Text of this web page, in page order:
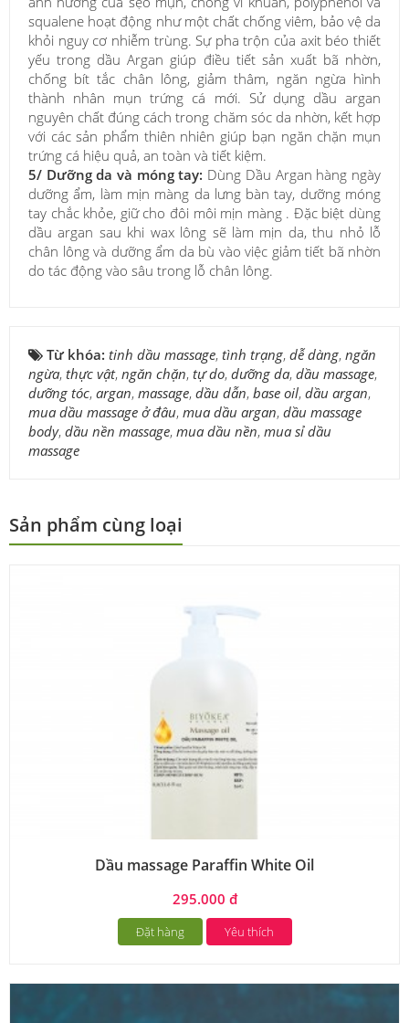
squalene hoạt động như một chất chống viêm, bảo vệ da
khỏi nguy cơ nhiễm trùng. Sự pha trộn của axit béo thiết
yếu trong dầu Argan giúp điều tiết sản xuất bã nhờn,
chống bít tắc chân lông, giảm thâm, ngăn ngừa hình
thành nhân mụn trứng cá mới. Sử dụng dầu argan
nguyên chất đúng cách trong chăm sóc da nhờn, kết hợp
với các sản phẩm thiên nhiên giúp bạn ngăn chặn mụn
trứng cá hiệu quả, an toàn và tiết kiệm.
5/ Dưỡng da và móng tay: Dùng Dầu Argan hàng ngày
dưỡng ẩm, làm mịn màng da lưng bàn tay, dưỡng móng
tay chắc khỏe, giữ cho đôi môi mịn màng . Đặc biệt dùng
dầu argan sau khi wax lông sẽ làm mịn da, thu nhỏ lỗ
chân lông và dưỡng ẩm da bù vào việc giảm tiết bã nhờn
do tác động vào sâu trong lỗ chân lông.
Từ khóa: tinh dầu massage, tình trạng, dễ dàng, ngăn
ngừa, thực vật, ngăn chặn, tự do, dưỡng da, dầu massage,
dưỡng tóc, argan, massage, dầu dẫn, base oil, dầu argan,
mua dầu massage ở đâu, mua dầu argan, dầu massage
body, dầu nền massage, mua dầu nền, mua sỉ dầu
massage
Sản phẩm cùng loại
Dầu massage Paraffin White Oil
295.000 đ
Đặt hàng Yêu thích